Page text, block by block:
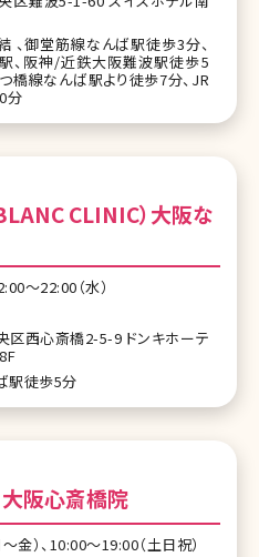
、御堂筋線なんば駅徒歩3分、
、阪神/近鉄大阪難波駅徒歩5
橋線なんば駅より徒歩7分、JR
分
～22:00（水）
区西心斎橋2-5-9 ドンキホーテ
駅徒歩5分
大阪心斎橋院
金）、10:00～19:00（土日祝）